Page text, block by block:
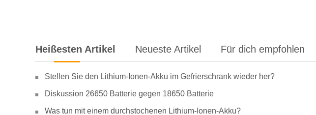
Heißesten Artikel Neueste Artikel Für dich empfohlen
Stellen Sie den Lithium-Ionen-Akku im Gefrierschrank wieder her?
Diskussion 26650 Batterie gegen 18650 Batterie
Was tun mit einem durchstochenen Lithium-Ionen-Akku?